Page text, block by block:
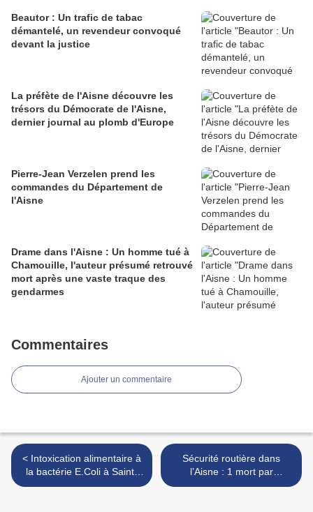
Beautor : Un trafic de tabac
démantelé, un revendeur convoqué
devant la justice
La préfète de l'Aisne découvre les
trésors du Démocrate de l'Aisne,
dernier journal au plomb d'Europe
Pierre-Jean Verzelen prend les
commandes du Département de
l'Aisne
Drame dans l'Aisne : Un homme tué à
Chamouille, l'auteur présumé retrouvé
mort après une vaste traque des
gendarmes
Commentaires
Ajouter un commentaire
< Intoxication alimentaire à
la bactérie E.Coli à Saint-
Quentin : Une information
Sécurité routière dans
l’Aisne : 1 mort par
semaine, les autorités tirent